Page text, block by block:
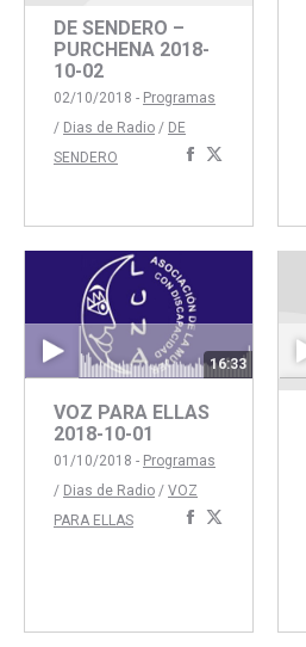
DE SENDERO –
PURCHENA 2018-
10-02
02/10/2018 - Programas
/ Dias de Radio / DE
SENDERO
Compartir
16:33
VOZ PARA ELLAS
2018-10-01
01/10/2018 - Programas
/ Dias de Radio / VOZ
PARA ELLAS
Compartir